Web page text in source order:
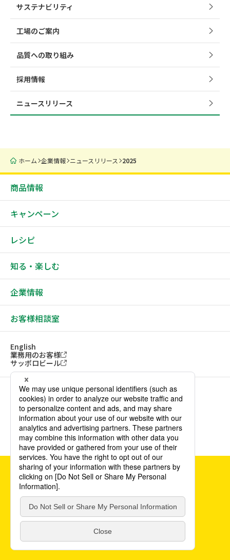
サステナビリティ
工場のご案内
品質への取り組み
採用情報
ニュースリリース
ホーム 企業情報 ニュースリリース 2025
商品情報
キャンペーン
レシピ
知る・楽しむ
企業情報
お客様相談室
English
業務用のお客様
サッポロビール
ソーシャルメディアアカウント一覧
サイトご利用にあたってウェブアクセシビリティ方針
個人情報保護方針カスタマーハラスメント方針
©POKKA SAPPORO Food & Beverage Ltd. All Rights Reserved.